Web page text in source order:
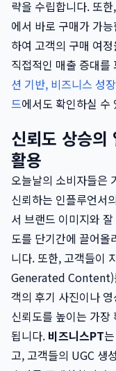
략을 수립합니다. 또
에서 바로 구매가 가
하여 고객의 구매 여
직접적인 매출 증대를
션 기반, 비즈니스 성
드에서도 확인하실 수
신뢰도 상승의
활용
오늘날의 소비자들은
신뢰하는 인플루언서
서 브랜드 이미지와
도를 단기간에 끌어올
니다. 또한, 고객들이
Generated Content)
객의 후기 사진이나
신뢰도를 높이는 가
됩니다. 비즈니스PT
고, 고객들의 UGC 생